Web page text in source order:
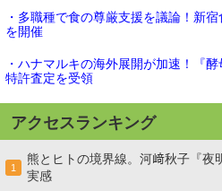
・多職種で食の尊厳支援を議論！新
を開催
・ハナマルキの海外展開が加速！『
特許査定を受領
アクセスランキング
1
熊とヒトの境界線。河﨑秋子『夜
実感